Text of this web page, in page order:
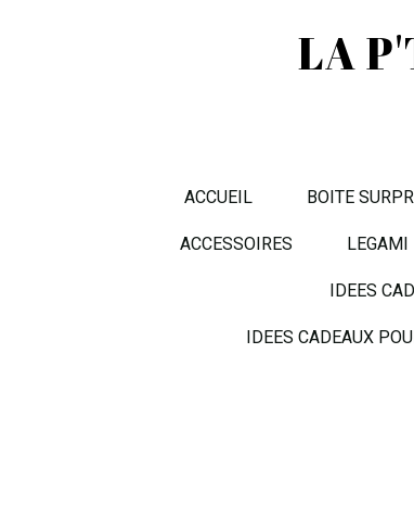
LA
ACCUEIL BOITE
ACCESSOIRES LEGAMI
IDEES
IDEES CADEAUX